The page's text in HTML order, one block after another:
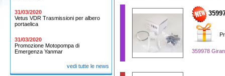
31/03/2020
Vetus VDR Trasmissioni per albero
portaelica
31/03/2020
Promozione Motopompa di
Emergenza Yanmar
vedi tutte le news
359978